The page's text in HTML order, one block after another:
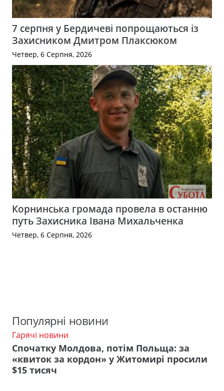
7 серпня у Бердичеві попрощаються із
Захисником Дмитром Плаксюком
Четвер, 6 Серпня, 2026
Корнинська громада провела в останню
путь Захисника Івана Михальченка
Четвер, 6 Серпня, 2026
Популярні новини
Гарячі новини
Спочатку Молдова, потім Польща: за
«квиток за кордон» у Житомирі просили
$15 тисяч